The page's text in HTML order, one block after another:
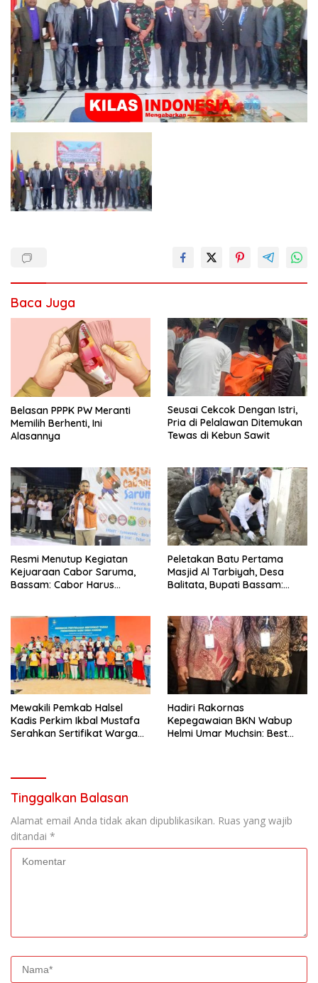
Baca Juga
Belasan PPPK PW Meranti
Memilih Berhenti, Ini
Alasannya
Seusai Cekcok Dengan Istri,
Pria di Pelalawan Ditemukan
Tewas di Kebun Sawit
Resmi Menutup Kegiatan
Kejuaraan Cabor Saruma,
Bassam: Cabor Harus
Peletakan Batu Pertama
Masjid Al Tarbiyah, Desa
Balitata, Bupati Bassam:
Mewakili Pemkab Halsel
Kadis Perkim Ikbal Mustafa
Serahkan Sertifikat Warga
Hadiri Rakornas
Kepegawaian BKN Wabup
Helmi Umar Muchsin: Best
Tinggalkan Balasan
Alamat email Anda tidak akan dipublikasikan. Ruas yang wajib
ditandai *